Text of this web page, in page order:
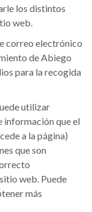
los distintos
web.
correo electrónico
de Abiego
para la recogida
utilizar
información que el
a la página)
que son
web. Puede
más